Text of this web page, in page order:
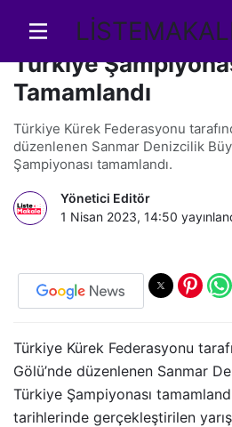
Sanmar Denizcilik
Türkiye
Tamamlandı
Türkiye Kürek Federasyonu
düzenlenen Sanmar Denizcilik
Şampiyonası tamamlandı.
Yönetici Editör
1 Nisan 2023, 14:50
Türkiye Kürek Federasyonu
Gölü’nde düzenlenen Sanmar
Türkiye Şampiyonası
tarihlerinde gerçekleştirilen